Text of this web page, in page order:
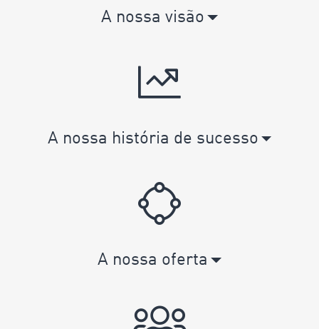
A nossa visão
A nossa história de sucesso
A nossa oferta